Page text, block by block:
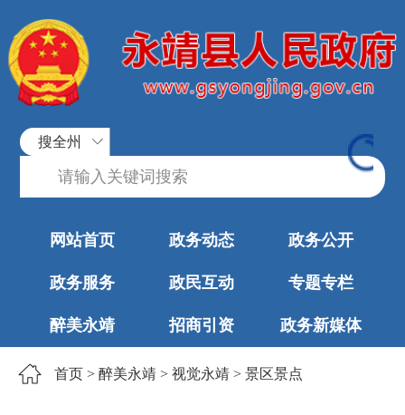
搜全州
网站首页 政务动态 政务公开
政务服务 政民互动 专题专栏
醉美永靖 招商引资 政务新媒体
首页 > 醉美永靖 > 视觉永靖 > 景区景点